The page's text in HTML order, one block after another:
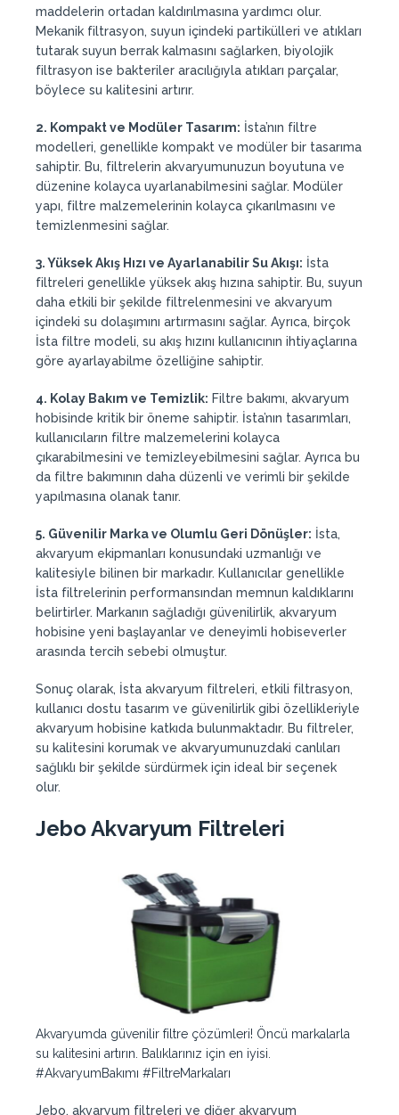
maddelerin ortadan kaldırılmasına yardımcı olur.
Mekanik filtrasyon, suyun içindeki partikülleri ve atıkları
tutarak suyun berrak kalmasını sağlarken, biyolojik
filtrasyon ise bakteriler aracılığıyla atıkları parçalar,
böylece su kalitesini artırır.
2. Kompakt ve Modüler Tasarım: İsta’nın filtre
modelleri, genellikle kompakt ve modüler bir tasarıma
sahiptir. Bu, filtrelerin akvaryumunuzun boyutuna ve
düzenine kolayca uyarlanabilmesini sağlar. Modüler
yapı, filtre malzemelerinin kolayca çıkarılmasını ve
temizlenmesini sağlar.
3. Yüksek Akış Hızı ve Ayarlanabilir Su Akışı: İsta
filtreleri genellikle yüksek akış hızına sahiptir. Bu, suyun
daha etkili bir şekilde filtrelenmesini ve akvaryum
içindeki su dolaşımını artırmasını sağlar. Ayrıca, birçok
İsta filtre modeli, su akış hızını kullanıcının ihtiyaçlarına
göre ayarlayabilme özelliğine sahiptir.
4. Kolay Bakım ve Temizlik: Filtre bakımı, akvaryum
hobisinde kritik bir öneme sahiptir. İsta’nın tasarımları,
kullanıcıların filtre malzemelerini kolayca
çıkarabilmesini ve temizleyebilmesini sağlar. Ayrıca bu
da filtre bakımının daha düzenli ve verimli bir şekilde
yapılmasına olanak tanır.
5. Güvenilir Marka ve Olumlu Geri Dönüşler: İsta,
akvaryum ekipmanları konusundaki uzmanlığı ve
kalitesiyle bilinen bir markadır. Kullanıcılar genellikle
İsta filtrelerinin performansından memnun kaldıklarını
belirtirler. Markanın sağladığı güvenilirlik, akvaryum
hobisine yeni başlayanlar ve deneyimli hobiseverler
arasında tercih sebebi olmuştur.
Sonuç olarak, İsta akvaryum filtreleri, etkili filtrasyon,
kullanıcı dostu tasarım ve güvenilirlik gibi özellikleriyle
akvaryum hobisine katkıda bulunmaktadır. Bu filtreler,
su kalitesini korumak ve akvaryumunuzdaki canlıları
sağlıklı bir şekilde sürdürmek için ideal bir seçenek
olur.
Jebo Akvaryum Filtreleri
Akvaryumda güvenilir filtre çözümleri! Öncü markalarla
su kalitesini artırın. Balıklarınız için en iyisi.
#AkvaryumBakımı #FiltreMarkaları
Jebo, akvaryum filtreleri ve diğer akvaryum